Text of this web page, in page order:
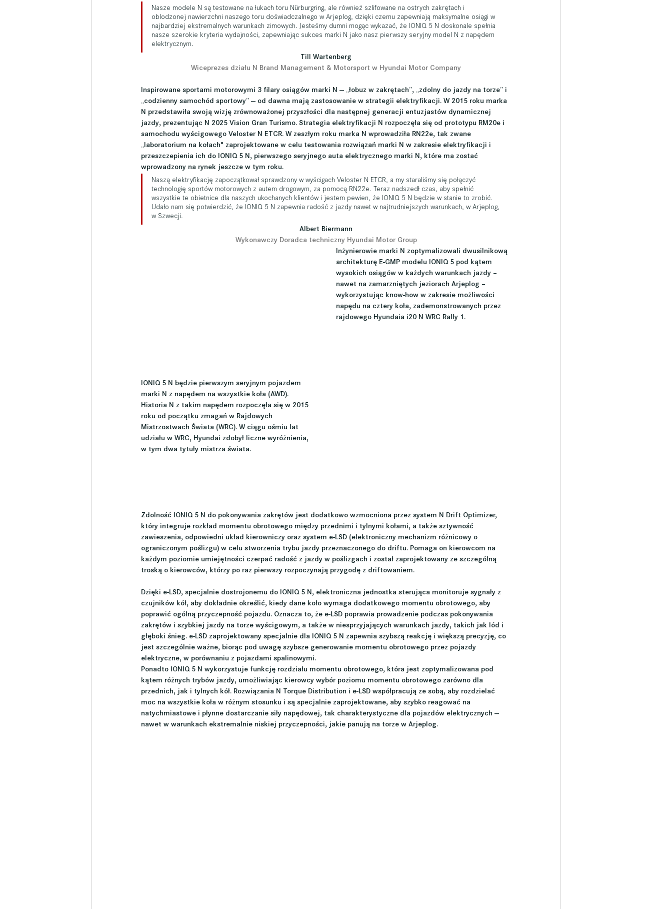
Nasze modele N są testowane na łukach toru Nürburgring, ale również szlifowane na ostrych zakrętach i
oblodzonej nawierzchni naszego toru doświadczalnego w Arjeplog, dzięki czemu zapewniają maksymalne osiągi w
najbardziej ekstremalnych warunkach zimowych. Jesteśmy dumni mogąc wykazać, że IONIQ 5 N doskonale spełnia
nasze szerokie kryteria wydajności, zapewniając sukces marki N jako nasz pierwszy seryjny model N z napędem
elektrycznym.
Till Wartenberg
Wiceprezes działu N Brand Management & Motorsport w Hyundai Motor Company
Inspirowane sportami motorowymi 3 filary osiągów marki N — „łobuz w zakrętach”, „zdolny do jazdy na torze” i
„codzienny samochód sportowy” — od dawna mają zastosowanie w strategii elektryfikacji. W 2015 roku marka
N przedstawiła swoją wizję zrównoważonej przyszłości dla następnej generacji entuzjastów dynamicznej
jazdy, prezentując N 2025 Vision Gran Turismo. Strategia elektryfikacji N rozpoczęła się od prototypu RM20e i
samochodu wyścigowego Veloster N ETCR. W zeszłym roku marka N wprowadziła RN22e, tak zwane
„laboratorium na kołach" zaprojektowane w celu testowania rozwiązań marki N w zakresie elektryfikacji i
przeszczepienia ich do IONIQ 5 N, pierwszego seryjnego auta elektrycznego marki N, które ma zostać
wprowadzony na rynek jeszcze w tym roku.
Naszą elektryfikację zapoczątkował sprawdzony w wyścigach Veloster N ETCR, a my staraliśmy się połączyć
technologię sportów motorowych z autem drogowym, za pomocą RN22e. Teraz nadszedł czas, aby spełnić
wszystkie te obietnice dla naszych ukochanych klientów i jestem pewien, że IONIQ 5 N będzie w stanie to zrobić.
Udało nam się potwierdzić, że IONIQ 5 N zapewnia radość z jazdy nawet w najtrudniejszych warunkach, w Arjeplog,
w Szwecji.
Albert Biermann
Wykonawczy Doradca techniczny Hyundai Motor Group
Inżynierowie marki N zoptymalizowali dwusilnikową
architekturę E-GMP modelu IONIQ 5 pod kątem
wysokich osiągów w każdych warunkach jazdy –
nawet na zamarzniętych jeziorach Arjeplog –
wykorzystując know-how w zakresie możliwości
napędu na cztery koła, zademonstrowanych przez
rajdowego Hyundaia i20 N WRC Rally 1.
IONIQ 5 N będzie pierwszym seryjnym pojazdem
marki N z napędem na wszystkie koła (AWD).
Historia N z takim napędem rozpoczęła się w 2015
roku od początku zmagań w Rajdowych
Mistrzostwach Świata (WRC). W ciągu ośmiu lat
udziału w WRC, Hyundai zdobył liczne wyróżnienia,
w tym dwa tytuły mistrza świata.
Zdolność IONIQ 5 N do pokonywania zakrętów jest dodatkowo wzmocniona przez system N Drift Optimizer,
który integruje rozkład momentu obrotowego między przednimi i tylnymi kołami, a także sztywność
zawieszenia, odpowiedni układ kierowniczy oraz system e-LSD (elektroniczny mechanizm różnicowy o
ograniczonym poślizgu) w celu stworzenia trybu jazdy przeznaczonego do driftu. Pomaga on kierowcom na
każdym poziomie umiejętności czerpać radość z jazdy w poślizgach i został zaprojektowany ze szczególną
troską o kierowców, którzy po raz pierwszy rozpoczynają przygodę z driftowaniem.
Dzięki e-LSD, specjalnie dostrojonemu do IONIQ 5 N, elektroniczna jednostka sterująca monitoruje sygnały z
czujników kół, aby dokładnie określić, kiedy dane koło wymaga dodatkowego momentu obrotowego, aby
poprawić ogólną przyczepność pojazdu. Oznacza to, że e-LSD poprawia prowadzenie podczas pokonywania
zakrętów i szybkiej jazdy na torze wyścigowym, a także w niesprzyjających warunkach jazdy, takich jak lód i
głęboki śnieg. e-LSD zaprojektowany specjalnie dla IONIQ 5 N zapewnia szybszą reakcję i większą precyzję, co
jest szczególnie ważne, biorąc pod uwagę szybsze generowanie momentu obrotowego przez pojazdy
elektryczne, w porównaniu z pojazdami spalinowymi.
Ponadto IONIQ 5 N wykorzystuje funkcję rozdziału momentu obrotowego, która jest zoptymalizowana pod
kątem różnych trybów jazdy, umożliwiając kierowcy wybór poziomu momentu obrotowego zarówno dla
przednich, jak i tylnych kół. Rozwiązania N Torque Distribution i e-LSD współpracują ze sobą, aby rozdzielać
moc na wszystkie koła w różnym stosunku i są specjalnie zaprojektowane, aby szybko reagować na
natychmiastowe i płynne dostarczanie siły napędowej, tak charakterystyczne dla pojazdów elektrycznych —
nawet w warunkach ekstremalnie niskiej przyczepności, jakie panują na torze w Arjeplog.